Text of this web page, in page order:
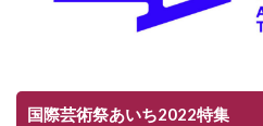
国際芸術祭あいち2022特集